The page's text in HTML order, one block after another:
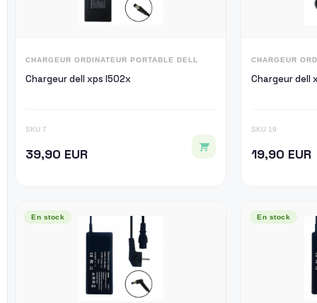
CHARGEUR ORDINATEUR PORTABLE DELL
Chargeur dell xps l502x
SKU 7
39,90 EUR
CHARGEUR
Chargeur dell
SKU 19
19,90 EUR
En stock En stock